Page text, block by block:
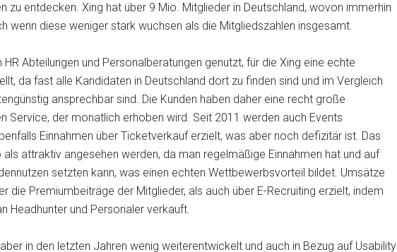
zu entdecken. Xing hat über 9 Mio. Mitglieder in Deutschland, wovon immerhin
wenn diese weniger stark wuchsen als die Mitgliedszahlen insgesamt.
Abteilungen und Personalberatungen genutzt, für die Xing eine echte
da fast alle Kandidaten in Deutschland dort zu finden sind und im Vergleich
ansprechbar sind. Die Kunden haben daher eine recht große
Service, der monatlich erhoben wird. Seit 2011 werden auch Events
Einnahmen über Ticketverkauf erzielt, was aber noch defizitär ist. Das
attraktiv angesehen werden, da man regelmäßige Einnahmen hat und auf
setzten kann, was einen echten Wettbewerbsvorteil bildet. Umsätze
die Premiumbeiträge der Mitglieder, als auch über E-Recruiting erzielt, indem
Headhunter und Personaler verkauft.
in den letzten Jahren wenig weiterentwickelt und auch in Bezug auf Usability